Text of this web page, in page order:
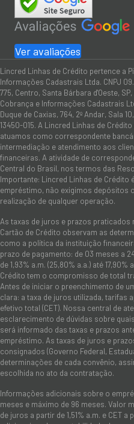
Ver avaliações
Lincred Linhas de Crédito pertence a
Informações Cadastrais Ltda. CNPJ
775, Centro, Santa Bárbara d'Oeste,
Cobrança e Informações Cadastrais
Duque de Caxias, 764, 2º Andar, Sala
13450-015. A Lincred Linhas de
atuamos como correspondente
intermediação e atendimento aos
financeiras. A atividade de
Central do Brasil, nos termos das
Importante: Lincred Linhas de Crédito
empréstimo, não exigimos depósitos
realização de qualquer operação.
As taxas de juros e prazos praticados
Cartão de Crédito observam as
como a política da instituição
prazo de pagamento: de 03 meses a
de 1,93% a.m. (25,80% a.a.) até
Crédito tem o compromisso de total
Antes de iniciar o preenchimento de
clara: a taxa de juros utilizada, tarifas
efetivo total (CET). Nossa central de
esclarecimento de dúvidas sobre
será informado das taxas e prazos
empréstimo. As taxas de juros e
consignados (Governo Federal,
determinações de cada convênio,
escolhida no ato da contratação.
Informações adicionais sobre o
meses e máximo de 96 meses. Valor
de juros a partir de 1,51% a.m. e CET